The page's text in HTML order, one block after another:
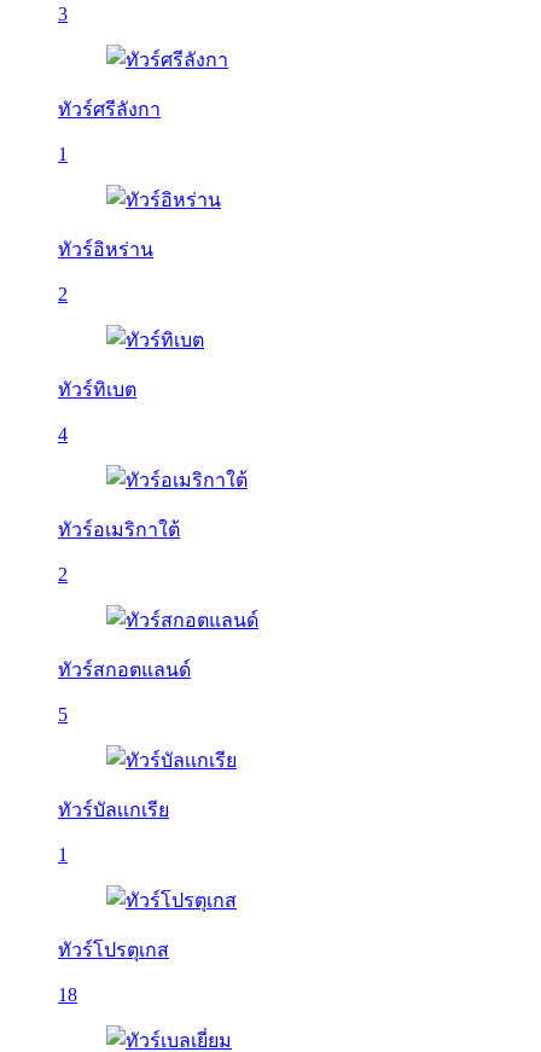
3
ทัวร์ศรีลังกา
1
ทัวร์อิหร่าน
2
ทัวร์ทิเบต
4
ทัวร์อเมริกาใต้
2
ทัวร์สกอตแลนด์
5
ทัวร์บัลเเกเรีย
1
ทัวร์โปรตุเกส
18